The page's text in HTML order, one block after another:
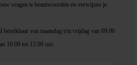
vragen te beantwoorden en verwijzen je
bereikbaar van maandag t/m vrijdag van 09.00
10.00 tot 15.00 uur.